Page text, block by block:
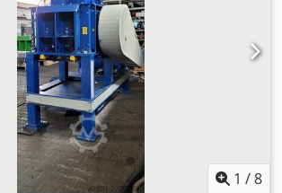
hidráulica HAG HA-SNP-P-20-14-0-7.5,
de corte tipo guillotina Pierret con:
tipo guillotina Pierret G35RI Máquina de
Pierret G28RI 2 transportadores de
y descarga.
1 /8